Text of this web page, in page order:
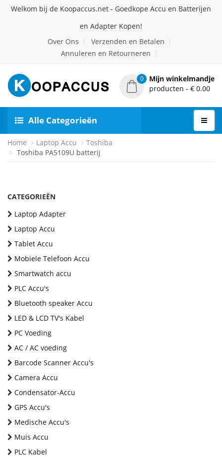
Welkom bij de Koopaccus.net - Goedkope Accu en Batterijen
en Adapter Kopen!
Over Ons
Verzenden en Betalen
Annuleren en Retourneren
0
Mijn winkelmandje
producten - € 0.00
Alle Categorieën
Home Laptop Accu
Toshiba
Toshiba PA5109U batterij
CATEGORIEËN
Laptop Adapter
Laptop Accu
Tablet Accu
Mobiele Telefoon Accu
Smartwatch accu
PLC Accu's
Bluetooth speaker Accu
LED & LCD TV's Kabel
PC Voeding
AC / AC voeding
Barcode Scanner Accu's
Camera Accu
Condensator-Accu
GPS Accu's
Medische Accu's
Muis Accu
PLC Kabel